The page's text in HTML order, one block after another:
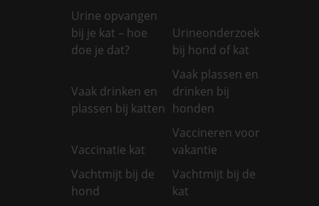
Urine opvangen
bij je kat – hoe
doe je dat?
Urineonderzoek
bij hond of kat
Vaak drinken en
plassen bij katten
Vaak plassen en
drinken bij
honden
Vaccinatie kat
Vaccineren voor
vakantie
Vachtmijt bij de
hond
Vachtmijt bij de
kat